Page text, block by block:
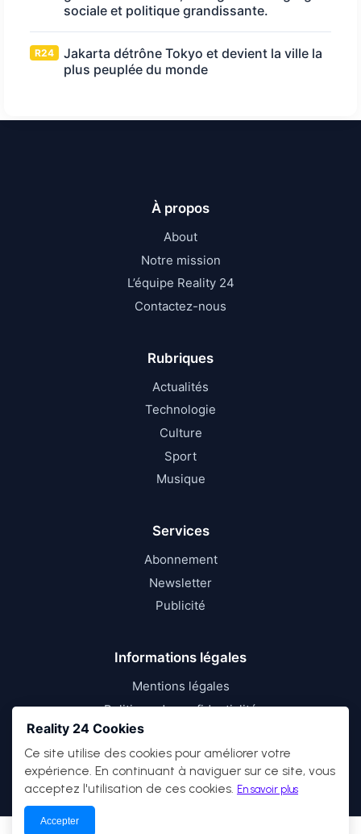
Reality 24 Cookies
Ce site utilise des cookies pour améliorer votre
expérience. En continuant à naviguer sur ce site, vous
acceptez l'utilisation de ces cookies. En savoir plus
Accepter
sociale et politique grandissante.
R24
Jakarta détrône Tokyo et devient la ville la
plus peuplée du monde
À propos
About
Notre mission
L’équipe Reality 24
Contactez-nous
Rubriques
Actualités
Technologie
Culture
Sport
Musique
Services
Abonnement
Newsletter
Publicité
Informations légales
Mentions légales
Politique de confidentialité
Conditions d’utilisation
© 2026